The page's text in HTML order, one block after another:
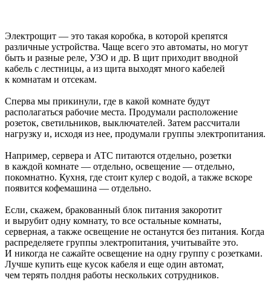
Электрощит — это такая коробка, в которой крепятся
различные устройства. Чаще всего это автоматы, но могут
быть и разные реле, УЗО и др. В щит приходит вводной
кабель с лестницы, а из щита выходят много кабелей
к комнатам и отсекам.
Сперва мы прикинули, где в какой комнате будут
располагаться рабочие места. Продумали расположение
розеток, светильников, выключателей. Затем рассчитали
нагрузку и, исходя из нее, продумали группы электропитания.
Например, сервера и АТС питаются отдельно, розетки
в каждой комнате — отдельно, освещение — отдельно,
покомнатно. Кухня, где стоит кулер с водой, а также вскоре
появится кофемашина — отдельно.
Если, скажем, бракованный блок питания закоротит
и вырубит одну комнату, то все остальные комнаты,
серверная, а также освещение не останутся без питания. Когда
распределяете группы электропитания, учитывайте это.
И никогда не сажайте освещение на одну группу с розетками.
Лучше купить еще кусок кабеля и еще один автомат,
чем терять полдня работы нескольких сотрудников.